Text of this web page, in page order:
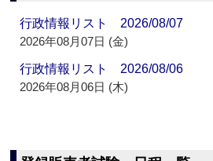
行政情報リスト 2026/08/07
2026年08月07日 (金)
行政情報リスト 2026/08/06
2026年08月06日 (木)